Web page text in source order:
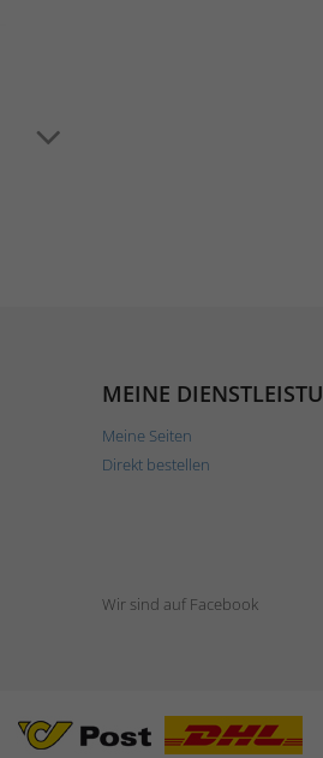
MEINE
Meine Seiten
Direkt bestellen
Wir sind auf Facebook